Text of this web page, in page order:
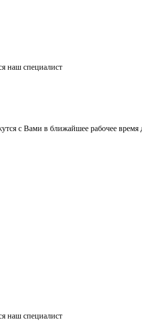
наш специалист
с Вами в ближайшее рабочее время
наш специалист